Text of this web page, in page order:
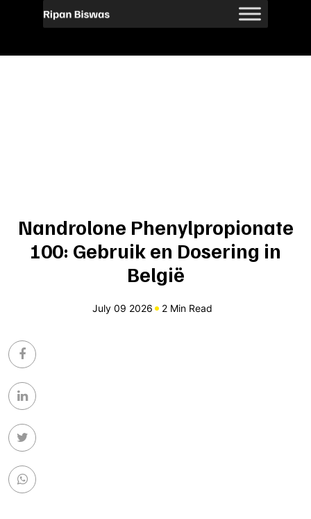
Nandrolone Phenylpropionate
100: Gebruik en Dosering in
België
July 09 2026 2 Min Read